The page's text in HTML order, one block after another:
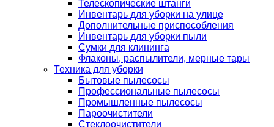
Телескопические штанги
Инвентарь для уборки на улице
Дополнительные приспособления
Инвентарь для уборки пыли
Сумки для клининга
Флаконы, распылители, мерные тары
Техника для уборки
Бытовые пылесосы
Профессиональные пылесосы
Промышленные пылесосы
Пароочистители
Стеклоочистители